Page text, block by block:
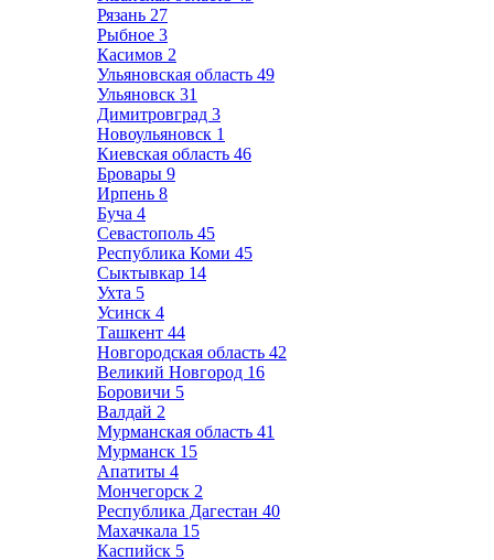
Рязань 27
Рыбное 3
Касимов 2
Ульяновская область 49
Ульяновск 31
Димитровград 3
Новоульяновск 1
Киевская область 46
Бровары 9
Ирпень 8
Буча 4
Севастополь 45
Республика Коми 45
Сыктывкар 14
Ухта 5
Усинск 4
Ташкент 44
Новгородская область 42
Великий Новгород 16
Боровичи 5
Валдай 2
Мурманская область 41
Мурманск 15
Апатиты 4
Мончегорск 2
Республика Дагестан 40
Махачкала 15
Каспийск 5